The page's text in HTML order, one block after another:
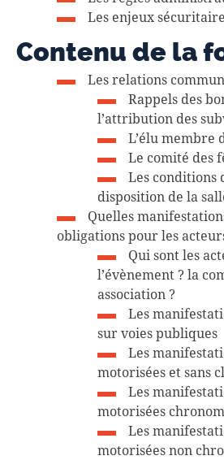
Les enjeux
Contenu de la
Les relations
Rappels des
l’attribution des
L’élu membre
Le comité des
Les conditions
disposition de la
Quelles
obligations pour les
Qui sont les
l’évènement ? la
association ?
Les
sur voies publiques
Les
motorisées et sans
Les
motorisées
Les
motorisées non